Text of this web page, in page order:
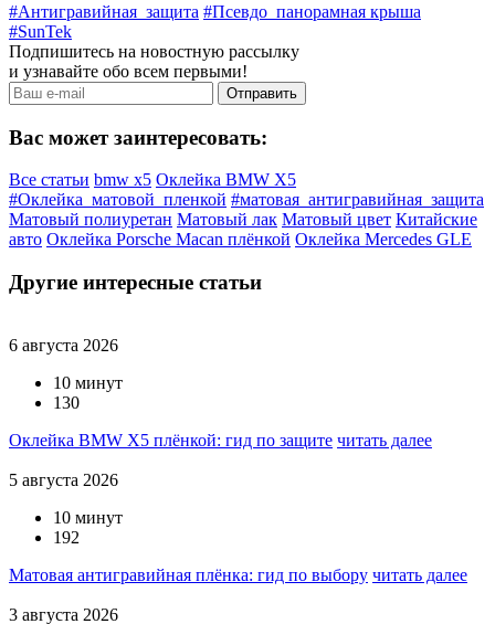
#Антигравийная_защита #Псевдо_панорамная крыша
#SunTek
Подпишитесь на новостную рассылку
и узнавайте обо всем первыми!
Вас может заинтересовать:
Все статьи bmw x5 Оклейка BMW X5
#Оклейка_матовой_пленкой #матовая_антигравийная_защита
Матовый полиуретан Матовый лак Матовый цвет Китайские
авто Оклейка Porsche Macan плёнкой Оклейка Mercedes GLE
Другие интересные статьи
6 августа 2026
10 минут
130
Оклейка BMW X5 плёнкой: гид по защите читать далее
5 августа 2026
10 минут
192
Матовая антигравийная плёнка: гид по выбору читать далее
3 августа 2026